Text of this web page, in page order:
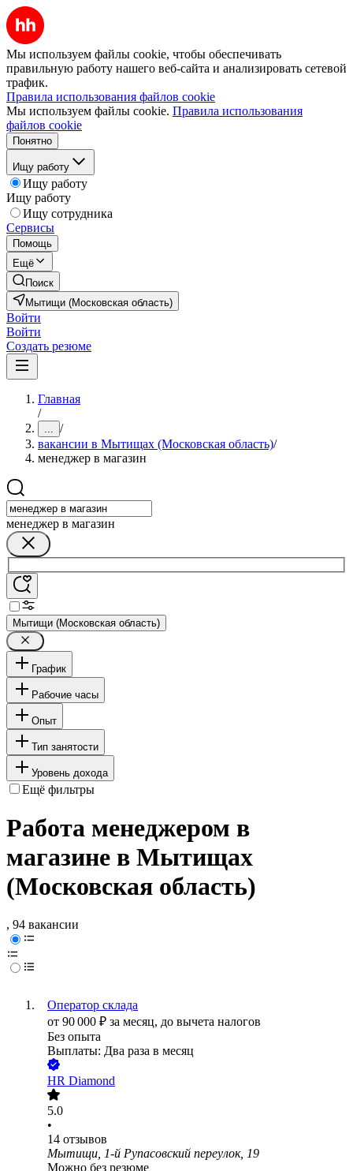
Мы используем файлы cookie, чтобы обеспечивать
правильную работу нашего веб-сайта и анализировать сетевой
трафик.
Правила использования файлов cookie
Мы используем файлы cookie. Правила использования
файлов cookie
Понятно
Ищу работу
Ищу работу
Ищу работу
Ищу сотрудника
Сервисы
Помощь
Ещё
Поиск
Мытищи (Московская область)
Войти
Войти
Создать резюме
Главная
/
... /
вакансии в Мытищах (Московская область)/
менеджер в магазин
менеджер в магазин
Мытищи (Московская область)
График
Рабочие часы
Опыт
Тип занятости
Уровень дохода
Ещё фильтры
Работа менеджером в
магазине в Мытищах
(Московская область)
, 94 вакансии
Оператор склада
от 90 000 ₽ за месяц, до вычета налогов
Без опыта
Выплаты: Два раза в месяц
HR Diamond
5.0
•
14 отзывов
Мытищи, 1-й Рупасовский переулок, 19
Можно без резюме